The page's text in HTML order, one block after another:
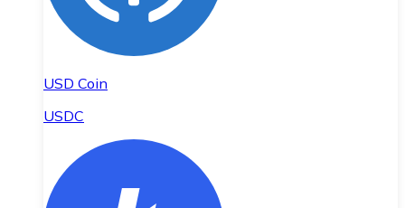
USD Coin
USDC